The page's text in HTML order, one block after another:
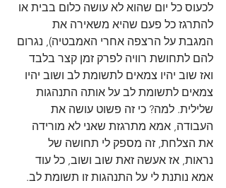
לכעוס כל יום שהוא לא עושה כלום בבית או
להתרגז כל פעם שהיא משאירה את
המגבת על הרצפה אחרי האמבטיה), נגרום
להם לתחושת רוויה לפרק זמן קצר בלבד
ואז שוב יהיו צמאים לתשומת לב ושוב יהיו
צמאים לתשומת לב על אותה התנהגות
שלילית. למה? כי זה פשוט עושה את
העבודה, אמא מתרגזת שאני לא מורידה
את הצלחת, זה מספק לי תחושה של
נראות, אז אעשה זאת שוב ושוב, כל עוד
אמא נותנת לי על התנהגות זו תשומת לב.